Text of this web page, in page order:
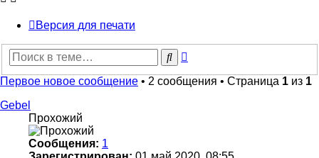
Версия для печати
Поиск
Первое новое сообщение • 2 сообщения • Страница 1 из 1
Gebel
Прохожий
Сообщения: 1